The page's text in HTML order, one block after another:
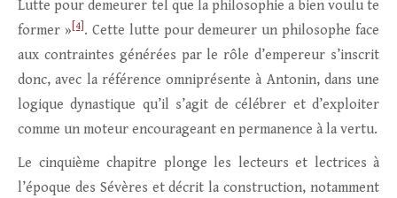
Lutte pour demeurer tel que la philosophie a bien voulu te
former » [4] . Cette lutte pour demeurer un philosophe face
aux contraintes générées par le rôle d’empereur s’inscrit
donc, avec la référence omniprésente à Antonin, dans une
logique dynastique qu’il s’agit de célébrer et d’exploiter
comme un moteur encourageant en permanence à la vertu.
Le cinquième chapitre plonge les lecteurs et lectrices à
l’époque des Sévères et décrit la construction, notamment